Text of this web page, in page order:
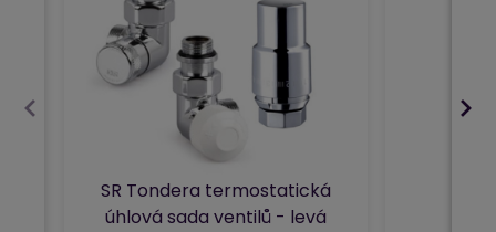
SR Tondera termostatická
úhlová sada ventilů - levá